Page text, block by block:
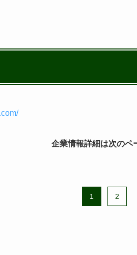
企業情報詳細は次のペ
1 2